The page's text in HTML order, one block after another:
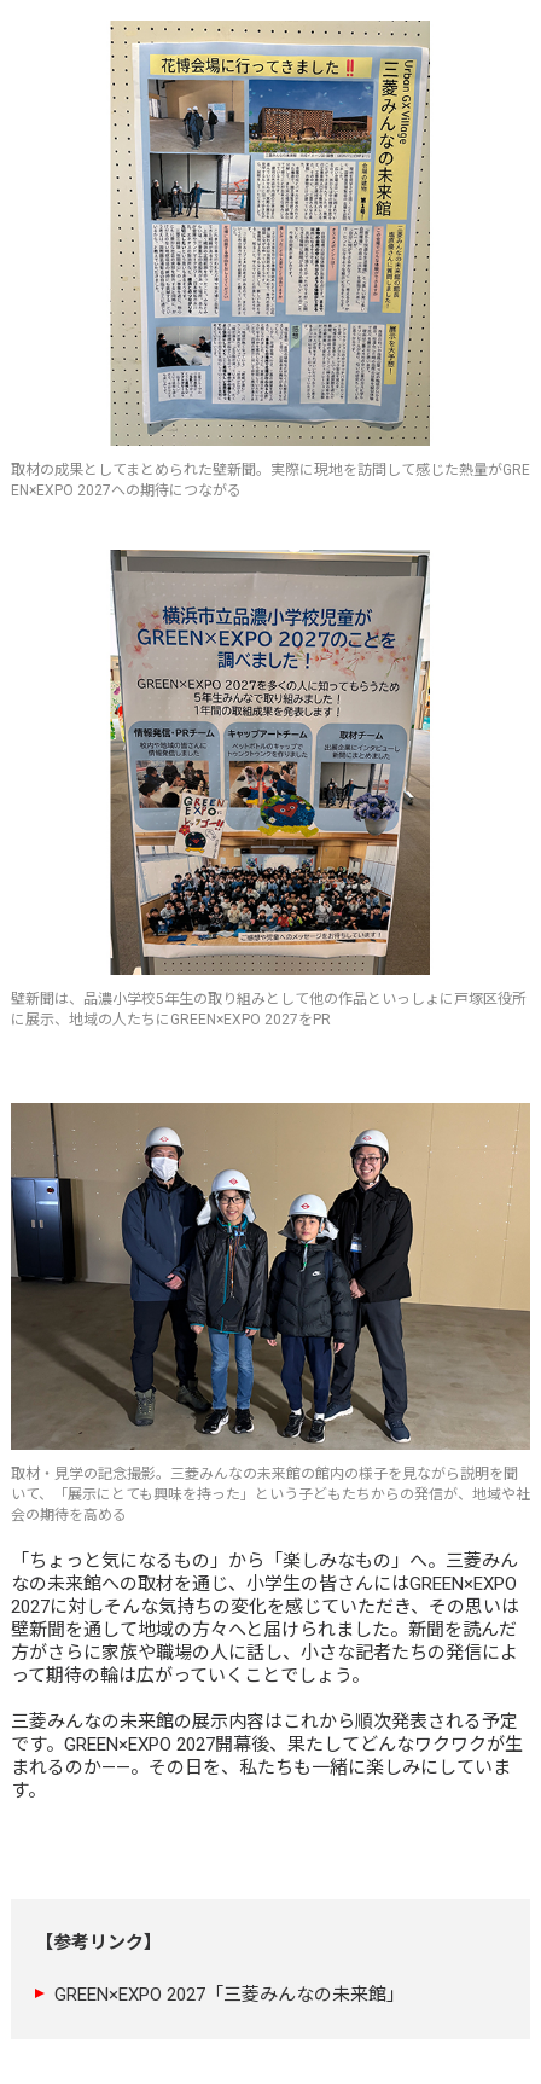
取材の成果としてまとめられた壁新聞。実際に現地を訪問して感じた熱量がGRE
EN×EXPO 2027への期待につながる
壁新聞は、品濃小学校5年生の取り組みとして他の作品といっしょに戸塚区役所
に展示、地域の人たちにGREEN×EXPO 2027をPR
取材・見学の記念撮影。三菱みんなの未来館の館内の様子を見ながら説明を聞
いて、「展示にとても興味を持った」という子どもたちからの発信が、地域や社
会の期待を高める
「ちょっと気になるもの」から「楽しみなもの」へ。三菱みん
なの未来館への取材を通じ、小学生の皆さんにはGREEN×EXPO
2027に対しそんな気持ちの変化を感じていただき、その思いは
壁新聞を通して地域の方々へと届けられました。新聞を読んだ
方がさらに家族や職場の人に話し、小さな記者たちの発信によ
って期待の輪は広がっていくことでしょう。
三菱みんなの未来館の展示内容はこれから順次発表される予定
です。GREEN×EXPO 2027開幕後、果たしてどんなワクワクが生
まれるのか——。その日を、私たちも一緒に楽しみにしていま
す。
【参考リンク】
GREEN×EXPO 2027「三菱みんなの未来館」